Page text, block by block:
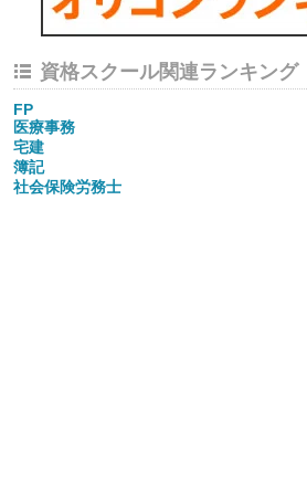
資格スクール関連ランキング
FP
医療事務
宅建
簿記
社会保険労務士